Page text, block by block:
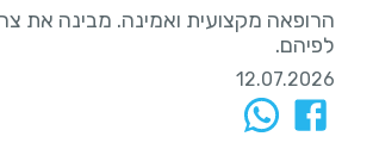
הרופאה מקצועית ואמינה. מבינה את
לפיהם.
12.07.2026